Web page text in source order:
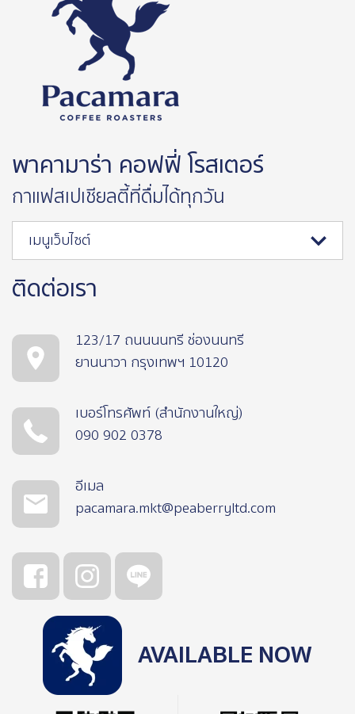
พาคามาร่า คอฟฟี่ โรสเตอร์
กาแฟสเปเชียลตี้ที่ดื่มได้ทุกวัน
เมนูเว็บไซต์
ติดต่อเรา
123/17 ถนนนนทรี ช่องนนทรี
ยานนาวา กรุงเทพฯ 10120
เบอร์โทรศัพท์ (สำนักงานใหญ่)
090 902 0378
อีเมล
pacamara.mkt@peaberryltd.com
AVAILABLE NOW